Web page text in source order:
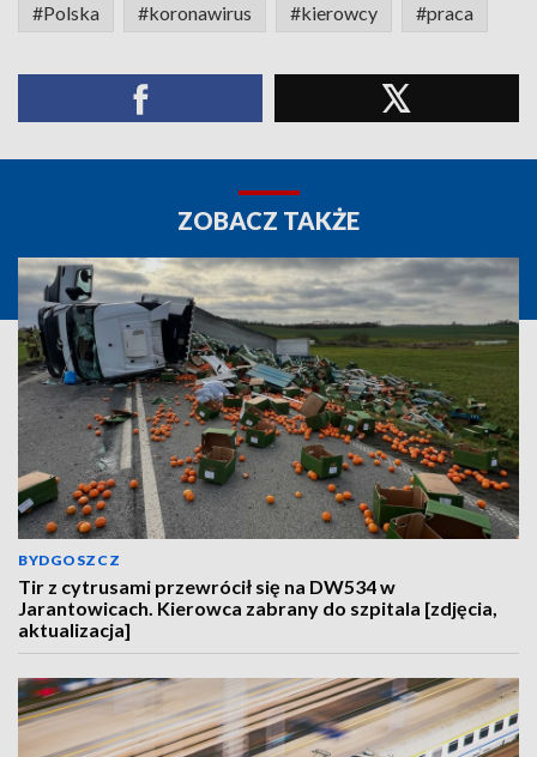
#Polska #koronawirus #kierowcy #praca
ZOBACZ TAKŻE
BYDGOSZCZ
Tir z cytrusami przewrócił się na DW534 w
Jarantowicach. Kierowca zabrany do szpitala [zdjęcia,
aktualizacja]